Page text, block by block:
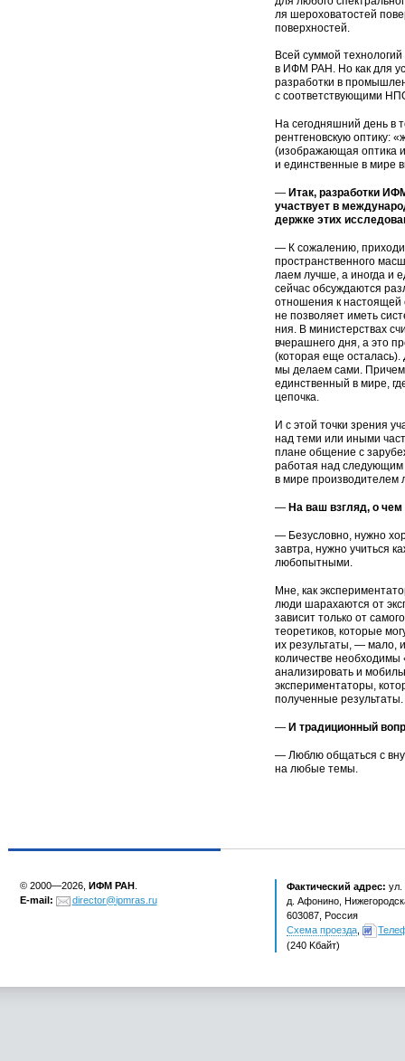
ля шероховатостей
поверхностей.
Всей суммой
в ИФМ РАН. Но как для
разра­ботки в
с соответствующими
На сегодняшний день в
рентгеновскую оптику:
(изо­бражающая оптика
и единственные в мире
— Итак, разработки
участвует в
держке этих
— К сожалению,
пространственного
лаем лучше, а иногда и
сейчас обсуждаются
отношения к настоящей
не позволяет иметь
ния. В министерствах
вчерашнего дня, а это
(которая еще осталась).
мы делаем сами. Причем
единственный в мире,
цепочка.
И с этой точки зрения
над теми или иными
плане общение с
работая над следующим
в мире производителем
— На ваш взгляд, о
— Безусловно, нужно
завтра, нужно учиться
любопытными.
Мне, как
люди шарахаются от
зависит только от
теоретиков, которые
их результаты, — мало,
количестве необходимы
анализировать и
экспериментаторы,
полученные результаты.
— И традиционный
— Люблю общаться с
на любые темы.
© 2000—2026,ИФМ РАН
E-mail:
director@ipmras.ru
Фактический адрес: ул.
д. Афонино,
603087, Россия
Схема проезда ,
(240 Kбайт)